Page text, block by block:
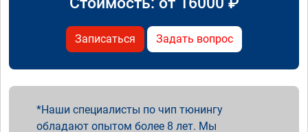
Записаться Задать вопрос
Наши специалисты по чип тюнингу
обладают опытом более 8 лет. Мы